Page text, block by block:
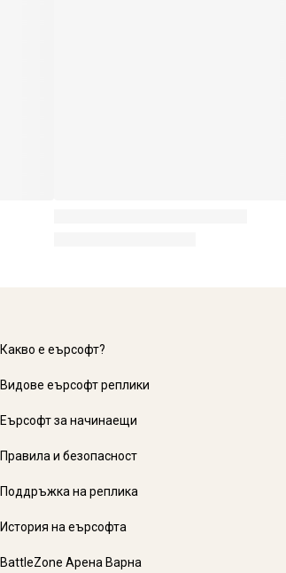
Какво е еърсофт?
Видове еърсофт реплики
Еърсофт за начинаещи
Правила и безопасност
Поддръжка на реплика
История на еърсофта
BattleZone Арена Варна